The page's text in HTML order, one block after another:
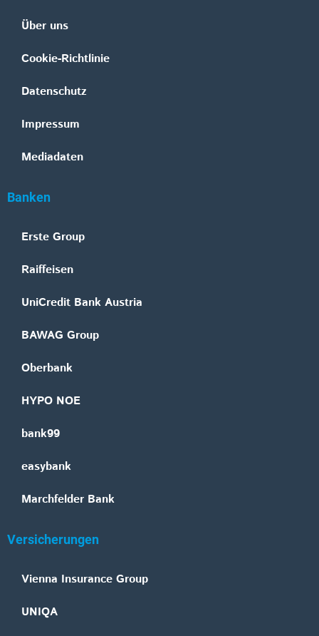
Über uns
Cookie-Richtlinie
Datenschutz
Impressum
Mediadaten
Banken
Erste Group
Raiffeisen
UniCredit Bank Austria
BAWAG Group
Oberbank
HYPO NOE
bank99
easybank
Marchfelder Bank
Versicherungen
Vienna Insurance Group
UNIQA